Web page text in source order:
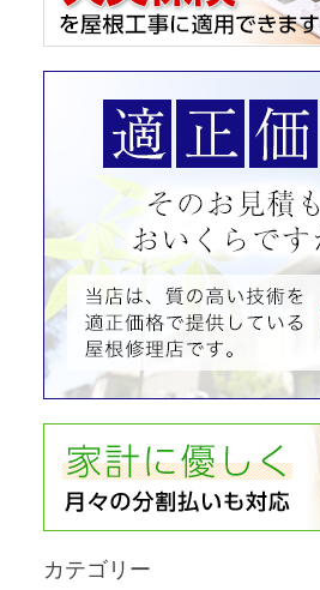
カテゴリー